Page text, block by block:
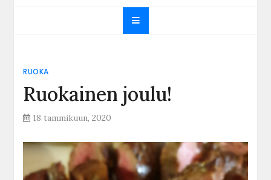
RUOKA
Ruokainen joulu!
18 tammikuun, 2020